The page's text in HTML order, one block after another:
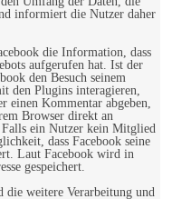
informiert die Nutzer daher
die Information, dass
aufgerufen hat. Ist der
den Besuch seinem
den Plugins interagieren,
einen Kommentar abgeben,
Browser direkt an
ein Nutzer kein Mitglied
dass Facebook seine
Laut Facebook wird in
gespeichert.
die weitere Verarbeitung und